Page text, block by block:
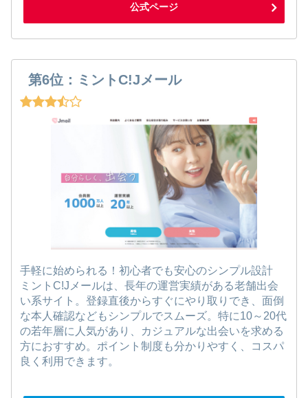
公式ページ
第6位：ミントC!Jメール
手軽に始められる！初心者でも安心のシンプル設計
ミントC!Jメールは、長年の運営実績がある老舗出会
い系サイト。登録直後からすぐにやり取りでき、面倒
な本人確認などもシンプルでスムーズ。特に10～20代
の若年層に人気があり、カジュアルな出会いを求める
方におすすめ。ポイント制度も分かりやすく、コスパ
良く利用できます。